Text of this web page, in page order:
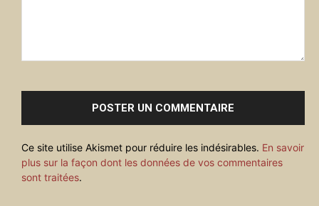
Ce site utilise Akismet pour réduire les indésirables. En savoir
plus sur la façon dont les données de vos commentaires
sont traitées.